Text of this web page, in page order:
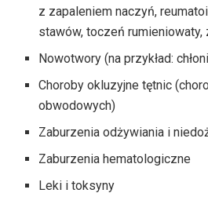
z zapaleniem naczyń,
stawów, toczeń rumieniowaty,
Nowotwory (na przykład:
Choroby okluzyjne tętnic
obwodowych)
Zaburzenia odżywiania i
Zaburzenia hematologiczne
Leki i toksyny